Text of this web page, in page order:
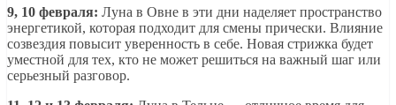
9, 10 февраля: Луна в Овне в эти дни наделяет пространство
энергетикой, которая подходит для смены прически. Влияние
созвездия повысит уверенность в себе. Новая стрижка будет
уместной для тех, кто не может решиться на важный шаг или
серьезный разговор.